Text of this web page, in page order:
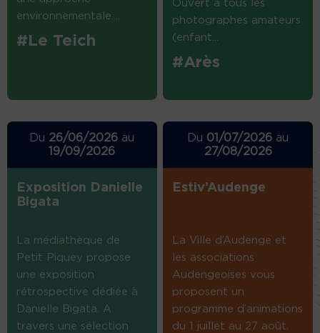
environnementale....
#Le Teich
Ouvert à tous les
photographes amateurs
(enfant...
#Arès
Du 26/06/2026 au
19/09/2026
Exposition Danielle
Bigata
La médiathèque de
Petit Piquey propose
une exposition
rétrospective dédiée à
Danielle Bigata. A
travers une sélection
Du 01/07/2026 au
27/08/2026
Estiv’Audenge
La Ville d’Audenge et
les associations
Audengeoises vous
proposent un
programme d’animations
du 1 juillet au 27 août.